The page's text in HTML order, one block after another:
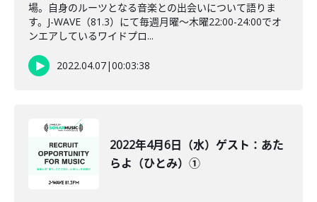
場。自身のルーツとなる音楽との出会いについて語りま
す。J-WAVE（81.3）にて毎週月曜～木曜22:00-24:00でオ
ンエアしているワイドプロ...
2022.04.07|00:03:38
2022年4月6日（水）ゲスト：あた
らよ（ひとみ）①